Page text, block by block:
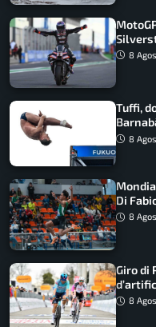
8
Tuffi,
8
Di
8
Giro di
maglia
8